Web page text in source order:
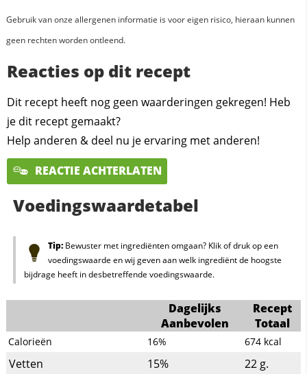
Gebruik van onze allergenen informatie is voor eigen risico, hieraan kunnen
geen rechten worden ontleend.
Reacties op dit recept
Dit recept heeft nog geen waarderingen gekregen! Heb
je dit recept gemaakt?
Help anderen & deel nu je ervaring met anderen!
REACTIE ACHTERLATEN
Voedingswaardetabel
Tip:Bewuster met ingrediënten omgaan? Klik of druk op een
voedingswaarde en wij geven aan welk ingrediënt de hoogste
bijdrage heeft in desbetreffende voedingswaarde.
Dagelijks
Aanbevolen
Recept
Totaal
Calorieën 16% 674 kcal
Vetten 15% 22 g.